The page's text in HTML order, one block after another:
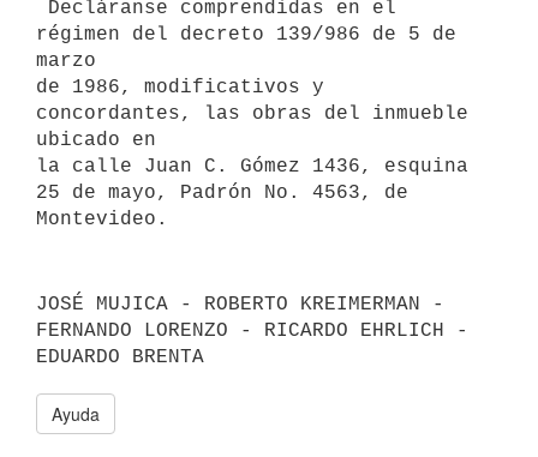
régimen del decreto 139/986 de 5 de
marzo
de 1986, modificativos y
concordantes, las obras del inmueble
ubicado en
la calle Juan C. Gómez 1436, esquina
25 de mayo, Padrón No. 4563, de
JOSÉ MUJICA - ROBERTO KREIMERMAN -
FERNANDO LORENZO - RICARDO EHRLICH -
EDUARDO BRENTA
Ayuda